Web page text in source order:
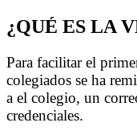
¿QUÉ ES LA
Para facilitar el
colegiados se ha
a el colegio, un
credenciales.